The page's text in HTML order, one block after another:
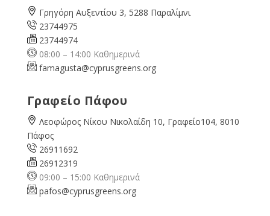
Γρηγόρη Αυξεντίου 3, 5288 Παραλίμνι
23744975
23744974
08:00 – 14:00 Καθημερινά
famagusta@cyprusgreens.org
Γραφείο Πάφου
Λεοφώρος Νίκου Νικολαίδη 10, Γραφείο104, 8010
Πάφος
26911692
26912319
09:00 – 15:00 Καθημερινά
pafos@cyprusgreens.org